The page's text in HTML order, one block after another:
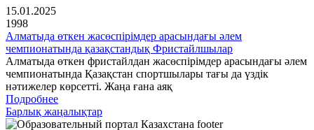
15.01.2025
1998
Алматыда өткен жасөспірімдер арасындағы әлем
чемпионатында қазақстандық Фристайлшылар
Алматыда өткен фристайлдан жасөспірімдер арасындағы әлем
чемпионатында Қазақстан спортшылары тағы да үздік
нәтижелер көрсетті. Жаңа ғана аяқ
Подробнее
Барлық жаңалықтар